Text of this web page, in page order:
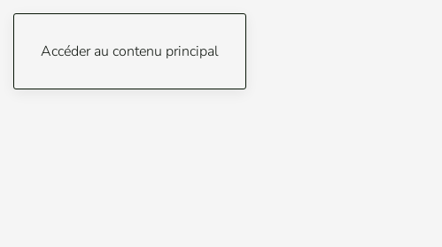
Accéder au contenu principal